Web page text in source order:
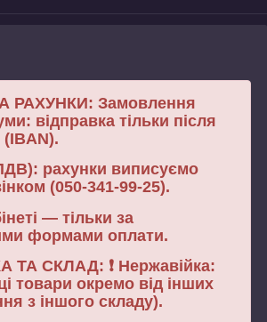
РАХУНКИ: Замовлення
відправка тільки після
(IBAN).
рахунки виписуємо
(050-341-99-25).
— тільки за
формами оплати.
ТА СКЛАД: ❗ Нержавійка:
товари окремо від інших
з іншого складу).